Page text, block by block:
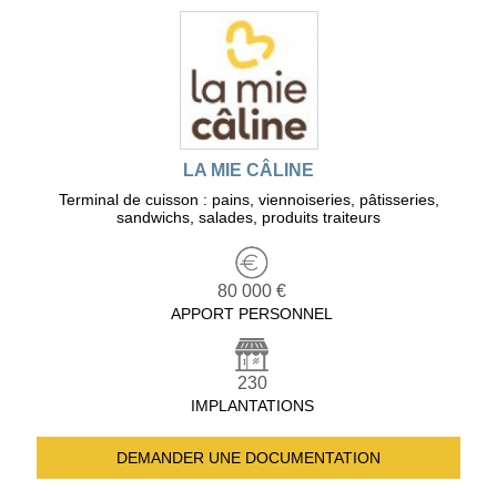
LA MIE CÂLINE
Terminal de cuisson : pains, viennoiseries, pâtisseries,
sandwichs, salades, produits traiteurs
80 000 €
APPORT PERSONNEL
230
IMPLANTATIONS
DEMANDER UNE DOCUMENTATION